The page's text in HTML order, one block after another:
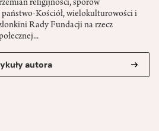
religijności, sporów
­Kościół, wielokulturowości i
Rady Fundacji na rzecz
autora